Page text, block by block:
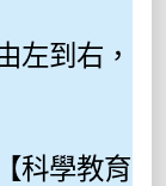
到右，
科學教育